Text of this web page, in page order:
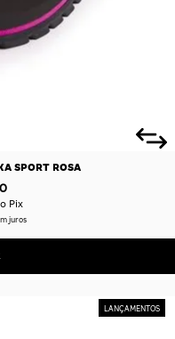
SPORT ROSA
Pix
juros